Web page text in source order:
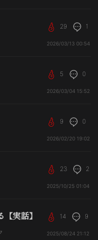
29 1
2026/03/13 00:54
5 0
2026/03/04 15:52
9 0
2026/02/20 19:02
23 2
2025/10/25 01:04
実話】 14 9
2025/08/24 21:12